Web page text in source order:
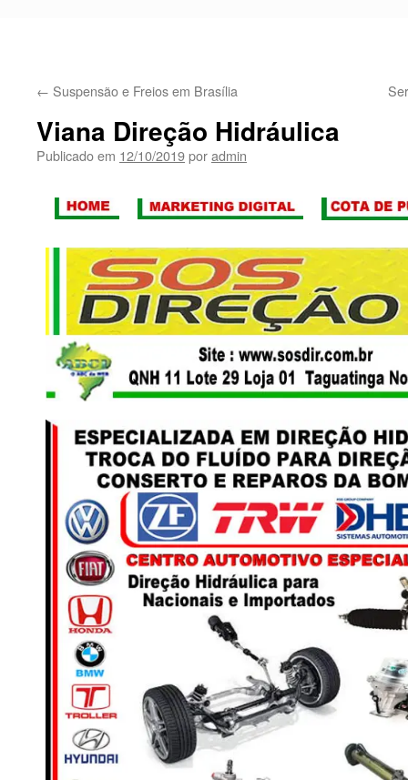
← Suspensão e Freios em Brasília
Viana Direção Hidráulica
Publicado em 12/10/2019poradmin